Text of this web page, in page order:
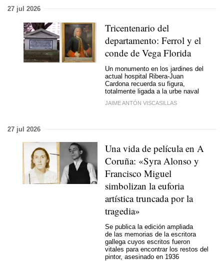
27 jul 2026
Tricentenario del
departamento: Ferrol y el
conde de Vega Florida
Un monumento en los jardines del
actual hospital Ribera-Juan
Cardona recuerda su figura,
totalmente ligada a la urbe naval
JAIME ANTÓN VISCASILLAS
27 jul 2026
Una vida de película en A
Coruña: «Syra Alonso y
Francisco Miguel
simbolizan la euforia
artística truncada por la
tragedia»
Se publica la edición ampliada
de las memorias de la escritora
gallega cuyos escritos fueron
vitales para encontrar los restos del
pintor, asesinado en 1936